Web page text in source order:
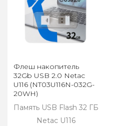
Флеш накопитель
32Gb USB 2.0 Netac
U116 (NT03U116N-032G-
20WH)
Память USB Flash 32 ГБ
Netac U116